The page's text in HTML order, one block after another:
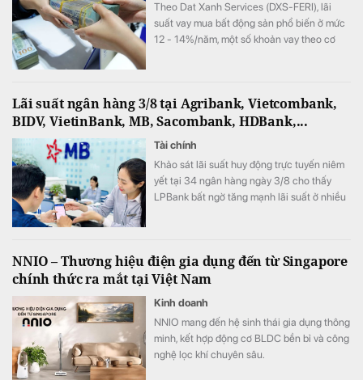
Theo Dat Xanh Services (DXS-FERI), lãi
suất vay mua bất động sản phổ biến ở mức
12 - 14%/năm, một số khoản vay theo cơ
Lãi suất ngân hàng 3/8 tại Agribank, Vietcombank,
BIDV, VietinBank, MB, Sacombank, HDBank,...
Tài chính
Khảo sát lãi suất huy động trực tuyến niêm
yết tại 34 ngân hàng ngày 3/8 cho thấy
LPBank bất ngờ tăng mạnh lãi suất ở nhiều
NNIO – Thương hiệu điện gia dụng đến từ Singapore
chính thức ra mắt tại Việt Nam
Kinh doanh
NNIO mang đến hệ sinh thái gia dụng thông
minh, kết hợp động cơ BLDC bền bỉ và công
nghệ lọc khí chuyên sâu.